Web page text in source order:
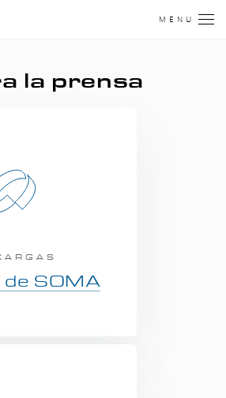
MENU
la prensa
de SOMA